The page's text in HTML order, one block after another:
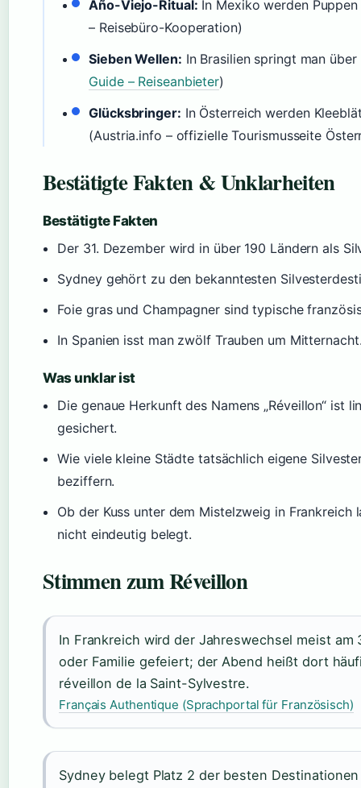
Año-Viejo-Ritual: In Mexiko werden
– Reisebüro-Kooperation)
Sieben Wellen: In Brasilien springt man über
Guide – Reiseanbieter)
Glücksbringer: In Österreich werden
(Austria.info – offizielle Tourismusseite
Bestätigte Fakten & Unklarheiten
Bestätigte Fakten
Der 31. Dezember wird in über 190 Ländern als
Sydney gehört zu den bekanntesten
Foie gras und Champagner sind typische
In Spanien isst man zwölf Trauben um
Was unklar ist
Die genaue Herkunft des Namens „Réveillon“ ist
gesichert.
Wie viele kleine Städte tatsächlich eigene
beziffern.
Ob der Kuss unter dem Mistelzweig in
nicht eindeutig belegt.
Stimmen zum Réveillon
In Frankreich wird der Jahreswechsel meist am
oder Familie gefeiert; der Abend heißt dort
réveillon de la Saint-Sylvestre.
Français Authentique (Sprachportal für Französisch)
Sydney belegt Platz 2 der besten